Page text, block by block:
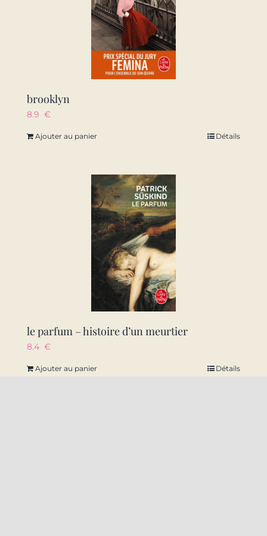
brooklyn
8.9 €
Ajouter au panier Détails
le parfum – histoire d’un meurtier
8.4 €
Ajouter au panier Détails